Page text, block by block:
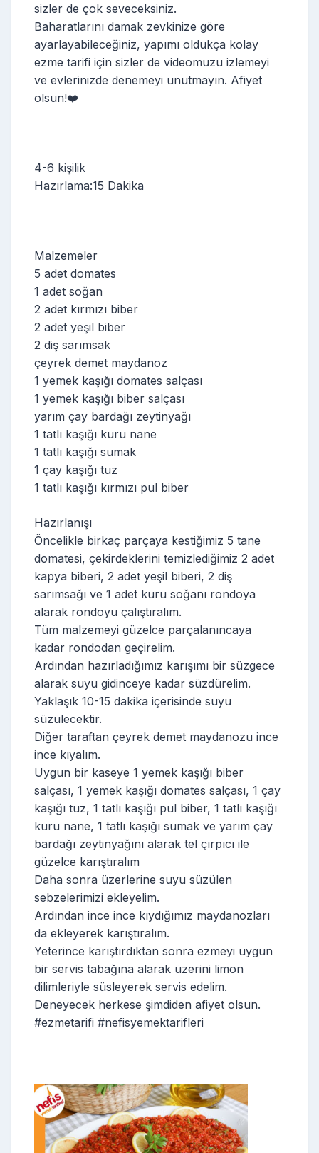
sizler de çok seveceksiniz.
Baharatlarını damak zevkinize göre
ayarlayabileceğiniz, yapımı oldukça kolay
ezme tarifi için sizler de videomuzu izlemeyi
ve evlerinizde denemeyi unutmayın. Afiyet
olsun!❤️
4-6 kişilik
Hazırlama:15 Dakika
Malzemeler
5 adet domates
1 adet soğan
2 adet kırmızı biber
2 adet yeşil biber
2 diş sarımsak
çeyrek demet maydanoz
1 yemek kaşığı domates salçası
1 yemek kaşığı biber salçası
yarım çay bardağı zeytinyağı
1 tatlı kaşığı kuru nane
1 tatlı kaşığı sumak
1 çay kaşığı tuz
1 tatlı kaşığı kırmızı pul biber
Hazırlanışı
Öncelikle birkaç parçaya kestiğimiz 5 tane
domatesi, çekirdeklerini temizlediğimiz 2 adet
kapya biberi, 2 adet yeşil biberi, 2 diş
sarımsağı ve 1 adet kuru soğanı rondoya
alarak rondoyu çalıştıralım.
Tüm malzemeyi güzelce parçalanıncaya
kadar rondodan geçirelim.
Ardından hazırladığımız karışımı bir süzgece
alarak suyu gidinceye kadar süzdürelim.
Yaklaşık 10-15 dakika içerisinde suyu
süzülecektir.
Diğer taraftan çeyrek demet maydanozu ince
ince kıyalım.
Uygun bir kaseye 1 yemek kaşığı biber
salçası, 1 yemek kaşığı domates salçası, 1 çay
kaşığı tuz, 1 tatlı kaşığı pul biber, 1 tatlı kaşığı
kuru nane, 1 tatlı kaşığı sumak ve yarım çay
bardağı zeytinyağını alarak tel çırpıcı ile
güzelce karıştıralım
Daha sonra üzerlerine suyu süzülen
sebzelerimizi ekleyelim.
Ardından ince ince kıydığımız maydanozları
da ekleyerek karıştıralım.
Yeterince karıştırdıktan sonra ezmeyi uygun
bir servis tabağına alarak üzerini limon
dilimleriyle süsleyerek servis edelim.
Deneyecek herkese şimdiden afiyet olsun.
#ezmetarifi #nefisyemektarifleri